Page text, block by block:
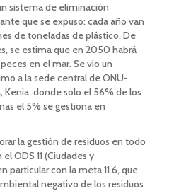
sistema de eliminación
que se expuso: cada año van
de toneladas de plástico. De
se estima que en 2050 habrá
en el mar. Se vio un
a la sede central de ONU-
Kenia, donde solo el 56% de los
el 5% se gestiona en
la gestión de residuos en todo
ODS 11 (Ciudades y
particular con la meta 11.6, que
negativo de los residuos